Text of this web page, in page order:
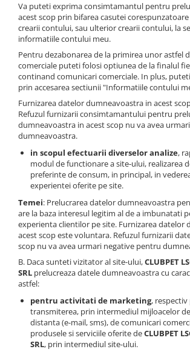
Va puteti exprima consimtamantul pentru
acest scop prin bifarea casutei
crearii contului, sau ulterior crearii contului, la
informatiile contului meu.
Pentru dezabonarea de la primirea unor astfel
comerciale puteti folosi optiunea de la finalul
continand comunicari comerciale. In plus,
prin accesarea sectiunii "Informatiile contului
Furnizarea datelor dumneavoastra in acest
Refuzul furnizarii consimtamantului pentru
dumneavoastra in acest scop nu va avea
dumneavoastra.
in scopul efectuarii diverselor analize,
modul de functionare a site-ului, realizarea
preferinte de consum, in principal, in
experientei oferite pe site.
Temei: Prelucrarea datelor dumneavoastra
are la baza interesul legitim al de a imbunatati
experienta clientilor pe site. Furnizarea datelor
acest scop este voluntara. Refuzul furnizarii
scop nu va avea urmari negative pentru
B. Daca sunteti vizitator al site-ului,CLUBPET
SRL prelucreaza datele dumneavoastra cu
astfel:
pentru activitati de marketing,
transmiterea, prin intermediul mijloacelor
distanta (e-mail, sms), de comunicari
produsele si serviciile oferite deCLUBPET
SRL, prin intermediul site-ului.